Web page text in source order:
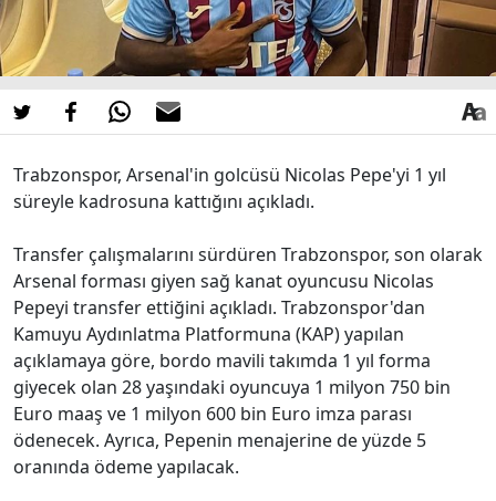
Trabzonspor, Arsenal'in golcüsü Nicolas Pepe'yi 1 yıl
süreyle kadrosuna kattığını açıkladı.
Transfer çalışmalarını sürdüren Trabzonspor, son olarak
Arsenal forması giyen sağ kanat oyuncusu Nicolas
Pepeyi transfer ettiğini açıkladı. Trabzonspor'dan
Kamuyu Aydınlatma Platformuna (KAP) yapılan
açıklamaya göre, bordo mavili takımda 1 yıl forma
giyecek olan 28 yaşındaki oyuncuya 1 milyon 750 bin
Euro maaş ve 1 milyon 600 bin Euro imza parası
ödenecek. Ayrıca, Pepenin menajerine de yüzde 5
oranında ödeme yapılacak.